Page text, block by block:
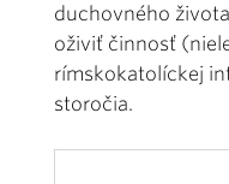
duchovného
oživiť činnosť
rímskokatolíckej
storočia.